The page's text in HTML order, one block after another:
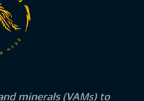
minerals (VAMs) to